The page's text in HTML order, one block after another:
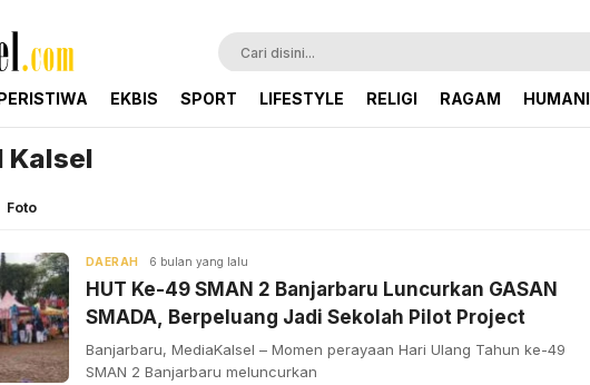
EKBIS SPORT LIFESTYLE RELIGI RAGAM
Kalsel
Foto
DAERAH 6 bulan yang lalu
HUT Ke-49 SMAN 2 Banjarbaru Luncurkan GASAN
SMADA, Berpeluang Jadi Sekolah Pilot Project
Banjarbaru, MediaKalsel – Momen perayaan Hari Ulang Tahun ke-49
SMAN 2 Banjarbaru meluncurkan